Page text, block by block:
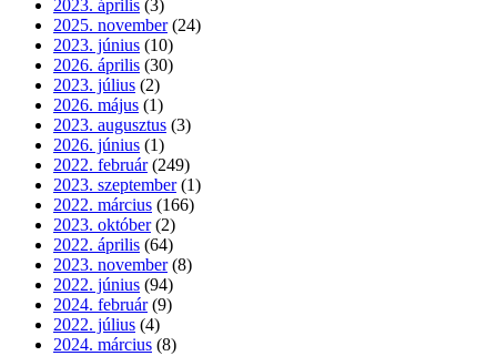
2023. április (3)
2025. november (24)
2023. június (10)
2026. április (30)
2023. július (2)
2026. május (1)
2023. augusztus (3)
2026. június (1)
2022. február (249)
2023. szeptember (1)
2022. március (166)
2023. október (2)
2022. április (64)
2023. november (8)
2022. június (94)
2024. február (9)
2022. július (4)
2024. március (8)